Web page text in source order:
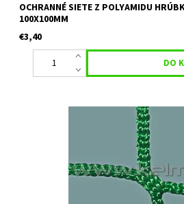
OCHRANNÉ SIETE Z POLYAMIDU
100X100MM
€3,40
Určenie:ochranné siete vhodné k
tenisových kurtov, príp. ako deliace
Uvedená cena je orientačná za 1 m2 pri